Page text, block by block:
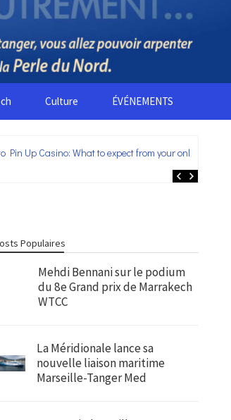
Culture ÉVÉNEMENTS
Pin Up Casino: What to expect from your online
Populaires
Mehdi Bennani sur le podium
du 8e Grand prix de Marrakech
WTCC
La Méridionale lance sa
nouvelle liaison maritime
Marseille-Tanger Med